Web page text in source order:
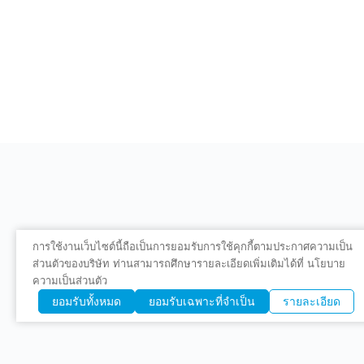
การใช้งานเว็บไซต์นี้ถือเป็นการยอมรับการใช้คุกกี้ตามประกาศความเป็น
ส่วนตัวของบริษัท ท่านสามารถศึกษารายละเอียดเพิ่มเติมได้ที่ นโยบาย
ความเป็นส่วนตัว
ยอมรับทั้งหมด ยอมรับเฉพาะที่จำเป็น รายละเอียด